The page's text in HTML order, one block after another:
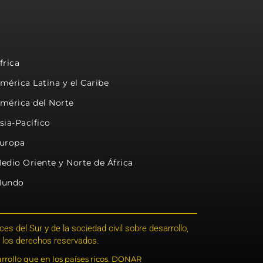
Latina y el Caribe
del Norte
Pacífico
Oriente y Norte de África
del Sur y de la sociedad civil sobre desarrollo,
derechos reservados.
que en los países ricos. DONAR